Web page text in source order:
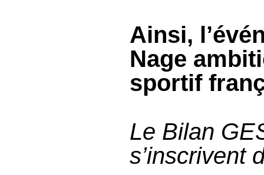
Ainsi,
Nage
sportif
Le Bilan
s’inscrivent